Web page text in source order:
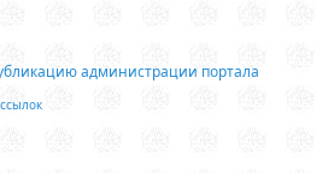
администрации портала